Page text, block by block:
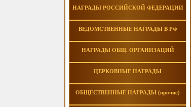
НАГРАДЫ РОССИЙСКОЙ ФЕДЕРАЦИИ
ВЕДОМСТВЕННЫЕ НАГРАДЫ В РФ
НАГРАДЫ ОБЩ. ОРГАНИЗАЦИЙ
ЦЕРКОВНЫЕ НАГРАДЫ
ОБЩЕСТВЕННЫЕ НАГРАДЫ (прочие)